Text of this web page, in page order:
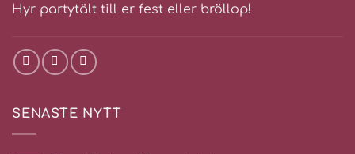
Hyr partytält till er fest eller bröllop!
SENASTE NYTT